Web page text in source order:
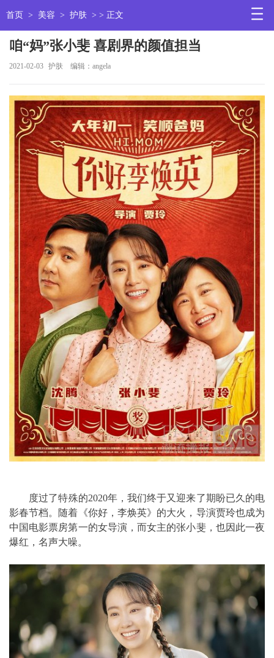
首页 > 美容 > 护肤 > > 正文
咱“妈”张小斐 喜剧界的颜值担当
2021-02-03 护肤 编辑：angela
度过了特殊的2020年，我们终于又迎来了期盼已久的电
影春节档。随着《你好，李焕英》的大火，导演贾玲也成为
中国电影票房第一的女导演，而女主的张小斐，也因此一夜
爆红，名声大噪。